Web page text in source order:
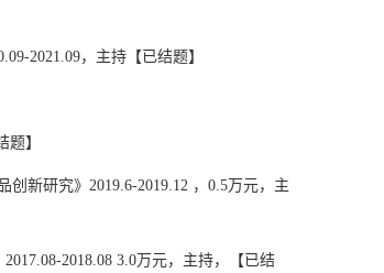
2021.09，主持【已结题】
题】
创新研究》 2019.6-2019.12 ， 0.5万元，主
2017.08-2018.08 3.0万元，主持，【已结